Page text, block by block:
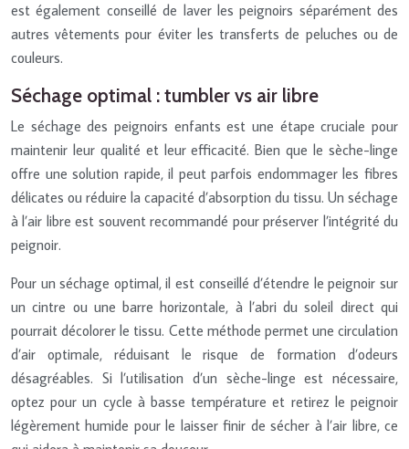
est également conseillé de laver les peignoirs séparément des
autres vêtements pour éviter les transferts de peluches ou de
couleurs.
Séchage optimal : tumbler vs air libre
Le séchage des peignoirs enfants est une étape cruciale pour
maintenir leur qualité et leur efficacité. Bien que le sèche-linge
offre une solution rapide, il peut parfois endommager les fibres
délicates ou réduire la capacité d’absorption du tissu. Un séchage
à l’air libre est souvent recommandé pour préserver l’intégrité du
peignoir.
Pour un séchage optimal, il est conseillé d’étendre le peignoir sur
un cintre ou une barre horizontale, à l’abri du soleil direct qui
pourrait décolorer le tissu. Cette méthode permet une circulation
d’air optimale, réduisant le risque de formation d’odeurs
désagréables. Si l’utilisation d’un sèche-linge est nécessaire,
optez pour un cycle à basse température et retirez le peignoir
légèrement humide pour le laisser finir de sécher à l’air libre, ce